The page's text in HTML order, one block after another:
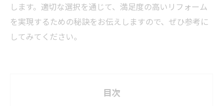
します。適切な選択を通じて、満足度の高いリフォーム
を実現するための秘訣をお伝えしますので、ぜひ参考に
してみてください。
目次